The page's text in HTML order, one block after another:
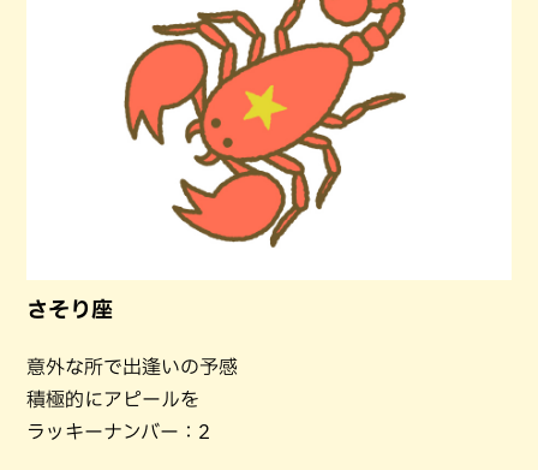
さそり座
意外な所で出逢いの予感
積極的にアピールを
ラッキーナンバー：2